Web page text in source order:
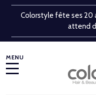
Colorstyle fête ses 20
attend